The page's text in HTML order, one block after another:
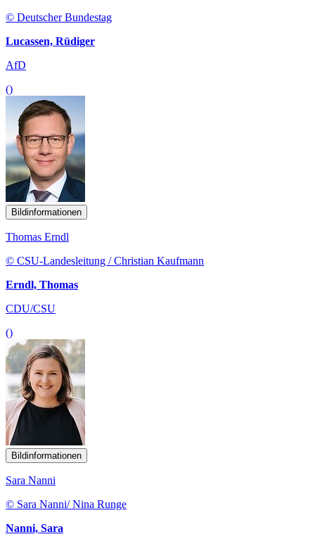
© Deutscher Bundestag
Lucassen, Rüdiger
AfD
()
Bildinformationen
Thomas Erndl
© CSU-Landesleitung / Christian Kaufmann
Erndl, Thomas
CDU/CSU
()
Bildinformationen
Sara Nanni
© Sara Nanni/ Nina Runge
Nanni, Sara